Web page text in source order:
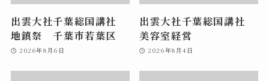
出雲大社千葉総国講社
地鎮祭 千葉市若葉区
2026年8月6日
出雲大社千葉総国講社
美容室経営
2026年8月4日